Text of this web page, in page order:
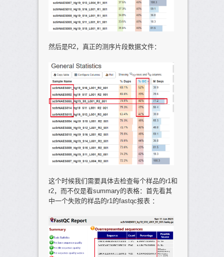
然后是R2，真正的测序片段数据文件：
这个时候我们需要具体去检查每个样品的r1和
r2，而不仅是看summary的表格：首先看其
中一个失败的样品的r1的fastqc报表 ：